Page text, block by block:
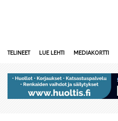
TELINEET LUE LEHTI MEDIAKORTTI